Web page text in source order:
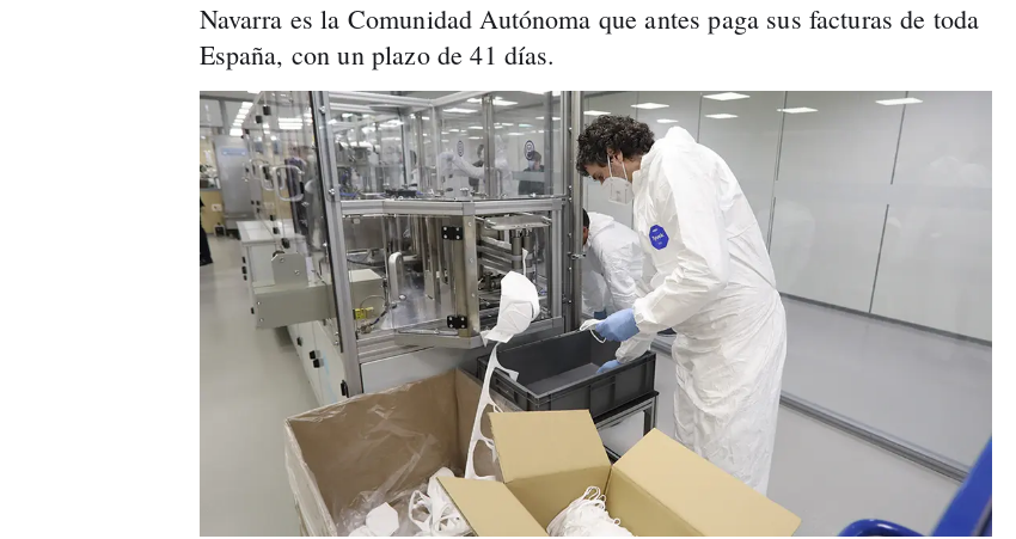
Navarra es la Comunidad Autónoma que antes paga sus facturas de toda
España, con un plazo de 41 días.